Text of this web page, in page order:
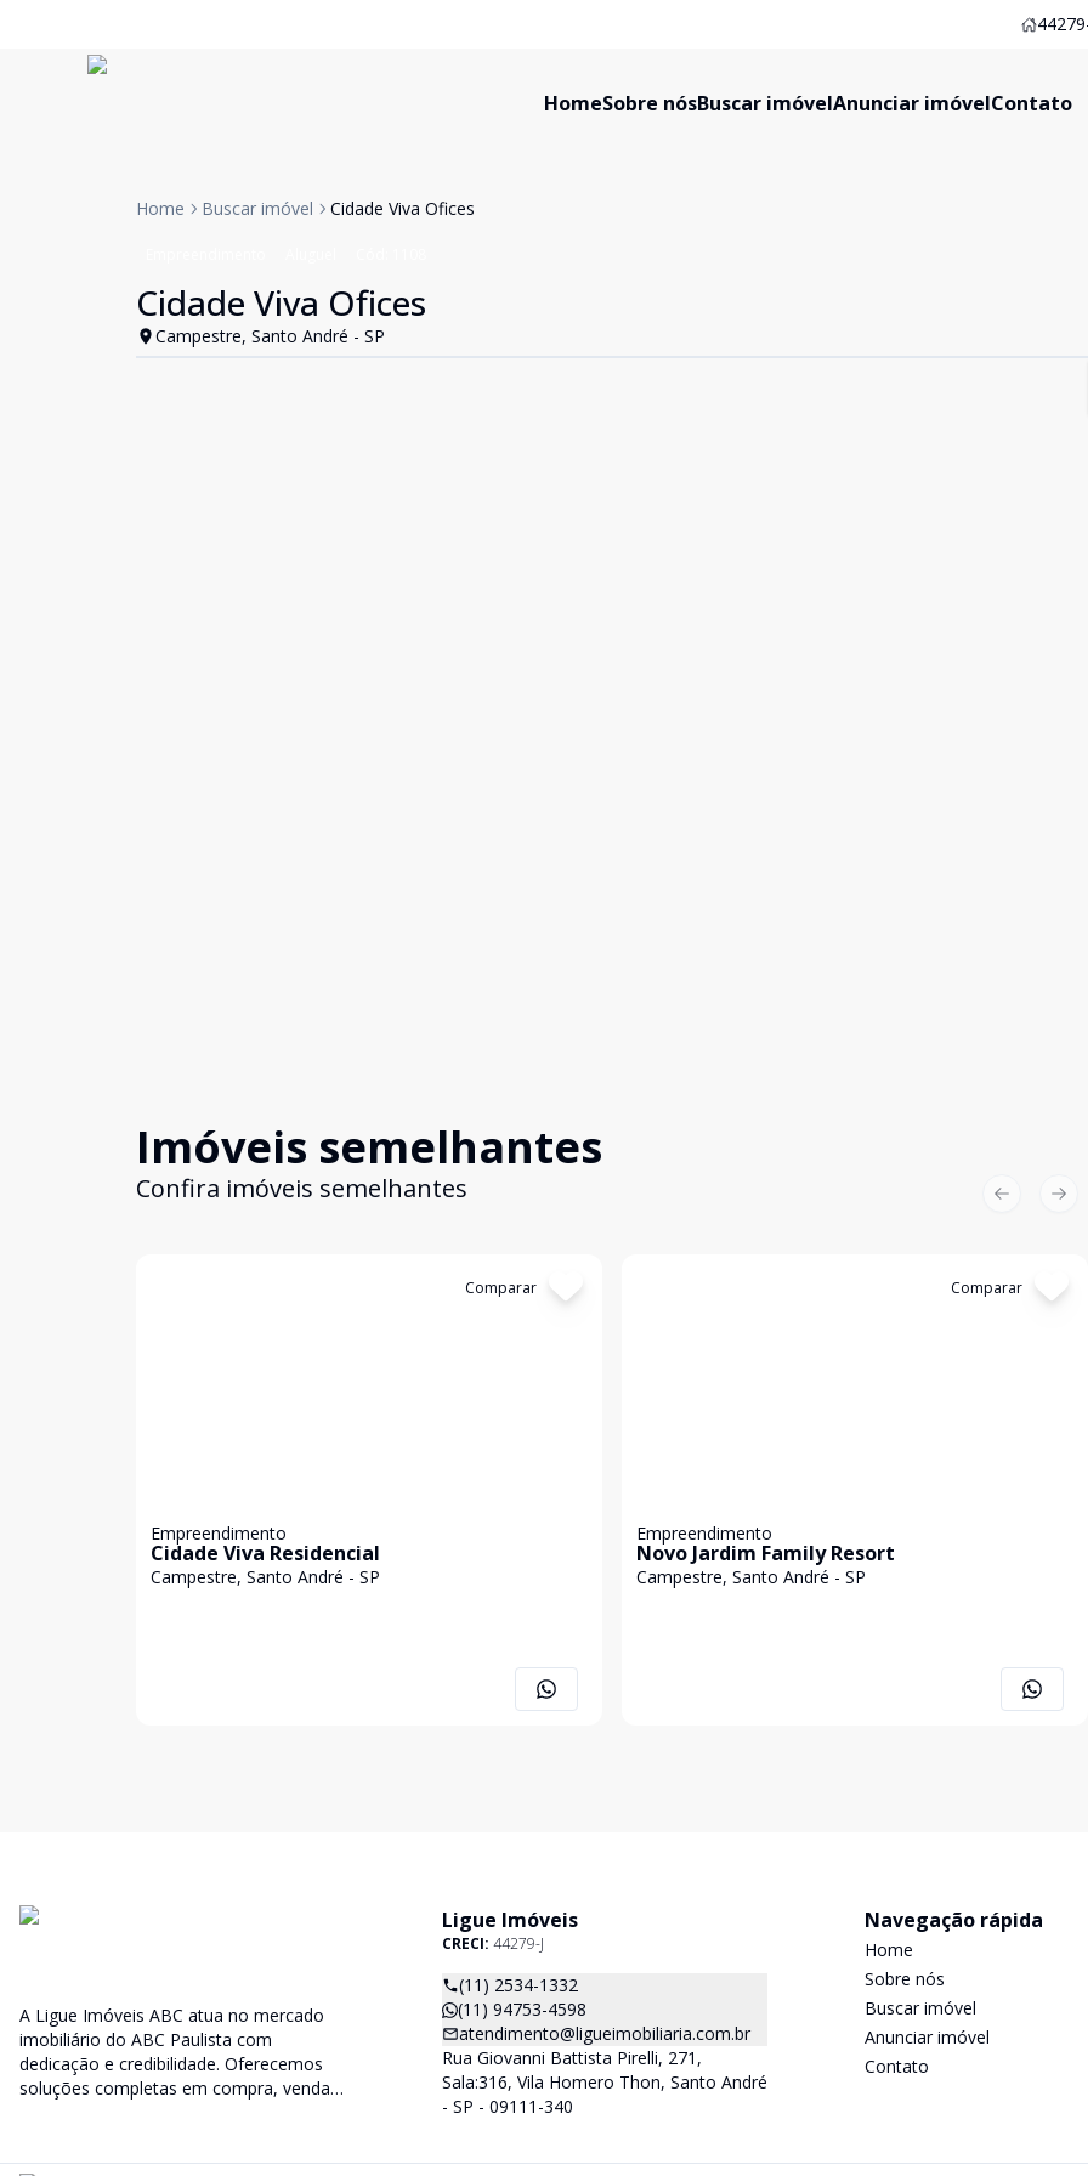
HomeSobre nósBuscar imóvelAnunciar imóvelContato
Home Buscar imóvel Cidade Viva Ofices
Cidade Viva Ofices
Campestre, Santo André - SP
Imóveis semelhantes
Confira imóveis semelhantes
Comparar
Empreendimento
Cidade Viva Residencial
Campestre, Santo André - SP
Comparar
Empreendimento
Novo Jardim Family Resort
Campestre, Santo André - SP
Previous
A Ligue Imóveis ABC atua no mercado
imobiliário do ABC Paulista com
dedicação e credibilidade. Oferecemos
soluções completas em compra, venda e
e o melhor atendimento para você e sua
Ligue Imóveis
CRECI: 44279-J
(11) 2534-1332
(11) 94753-4598
atendimento@ligueimobiliaria.com.br
Rua Giovanni Battista Pirelli, 271,
Sala:316, Vila Homero Thon, Santo André
- SP - 09111-340
Navegação rápida
Home
Sobre nós
Buscar imóvel
Anunciar imóvel
Contato